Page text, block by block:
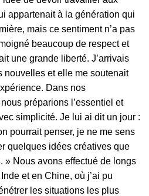
appartenait à la génération qui
mais ce sentiment n’a pas
beaucoup de respect et
une grande liberté. J’arrivais
nouvelles et elle me soutenait
Dans nos
préparions l’essentiel et
simplicité. Je lui ai dit un jour :
pourrait penser, je ne me sens
quelques idées créatives que
» Nous avons effectué de longs
et en Chine, où j’ai pu
les situations les plus